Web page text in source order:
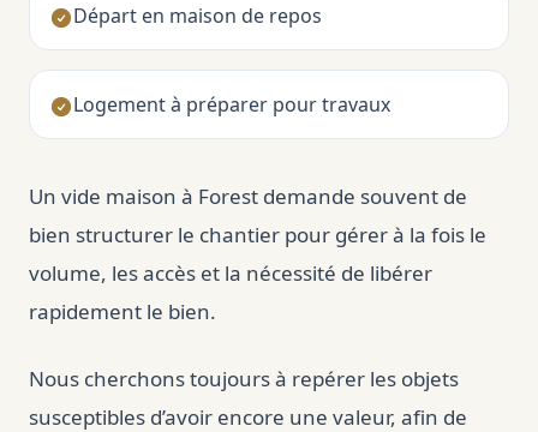
Départ en maison de repos
Logement à préparer pour travaux
Un vide maison à Forest demande souvent de
bien structurer le chantier pour gérer à la fois le
volume, les accès et la nécessité de libérer
rapidement le bien.
Nous cherchons toujours à repérer les objets
susceptibles d’avoir encore une valeur, afin de